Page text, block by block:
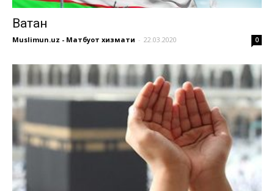
Ватан
Muslimun.uz - Матбуот хизмати - 22.03.2020 0